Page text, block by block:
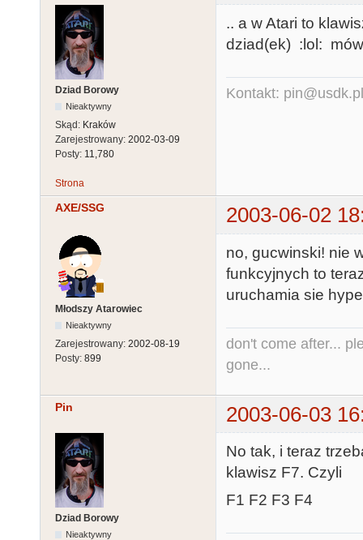
Dziad Borowy
Nieaktywny
Skąd: Kraków
Zarejestrowany: 2002-03-09
Posty: 11,780
.. a w Atari to
dziad(ek) :lol:
Kontakt: pin@usdk.pl
Strona
AXE/SSG 2003-06-02
Młodszy Atarowiec
Nieaktywny
Zarejestrowany: 2002-08-19
Posty: 899
no, gucwinski! nie
funkcyjnych to
uruchamia sie
don't come after...
gone...
Pin 2003-06-03
Dziad Borowy
Nieaktywny
No tak, i teraz
klawisz F7. Czyli
F1 F2 F3 F4